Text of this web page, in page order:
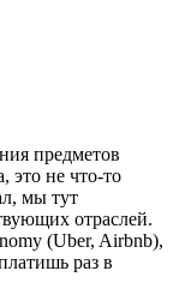
предметов
это не что-то
мы тут
отраслей.
(Uber, Airbnb),
раз в